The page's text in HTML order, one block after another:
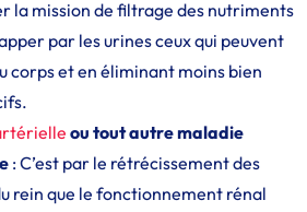
la mission de filtrage des nutriments
par les urines ceux qui peuvent
corps et en éliminant moins bien
ou tout autre maladie
: C’est par le rétrécissement des
rein que le fonctionnement rénal